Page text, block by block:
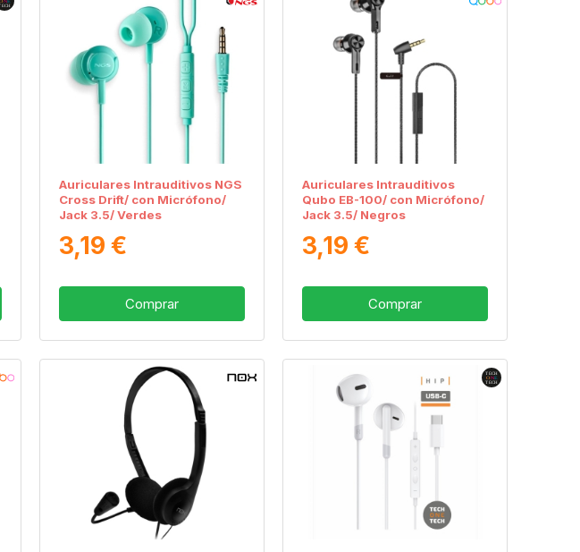
Auriculares Intrauditivos NGS
Cross Drift/ con Micrófono/
Jack 3.5/ Verdes
3,19 €
Comprar
Auriculares Intrauditivos
Qubo EB-100/ con Micrófono/
Jack 3.5/ Negros
3,19 €
Comprar